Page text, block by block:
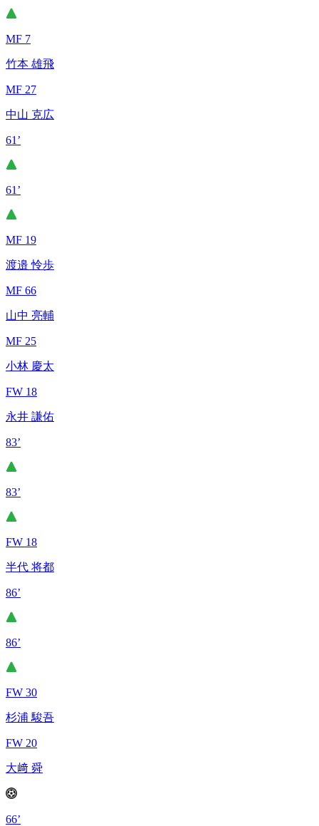
MF 7
竹本 雄飛
MF 27
中山 克広
61’
61’
MF 19
渡邉 怜歩
MF 66
山中 亮輔
MF 25
小林 慶太
FW 18
永井 謙佑
83’
83’
FW 18
半代 将都
86’
86’
FW 30
杉浦 駿吾
FW 20
大﨑 舜
66’